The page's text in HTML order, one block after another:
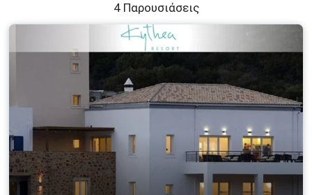
4 Παρουσιάσεις